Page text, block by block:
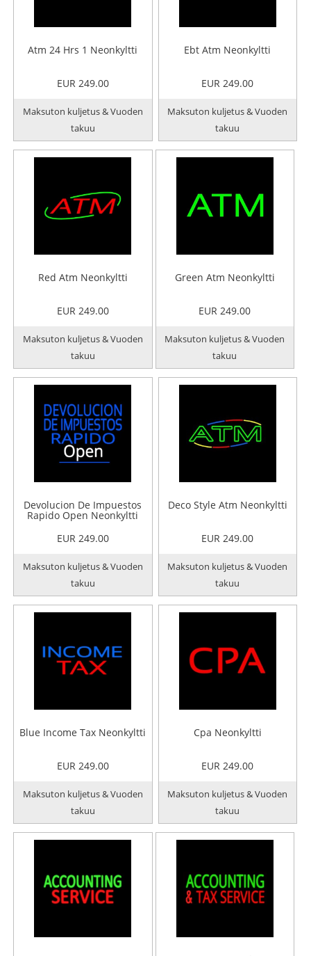
Atm 24 Hrs 1 Neonkyltti
EUR 249.00
Maksuton kuljetus & Vuoden
takuu
Ebt Atm Neonkyltti
EUR 249.00
Maksuton kuljetus & Vuoden
takuu
Red Atm Neonkyltti
EUR 249.00
Maksuton kuljetus & Vuoden
takuu
Green Atm Neonkyltti
EUR 249.00
Maksuton kuljetus & Vuoden
takuu
Devolucion De Impuestos
Rapido Open Neonkyltti
EUR 249.00
Maksuton kuljetus & Vuoden
takuu
Deco Style Atm Neonkyltti
EUR 249.00
Maksuton kuljetus & Vuoden
takuu
Blue Income Tax Neonkyltti
EUR 249.00
Maksuton kuljetus & Vuoden
takuu
Cpa Neonkyltti
EUR 249.00
Maksuton kuljetus & Vuoden
takuu